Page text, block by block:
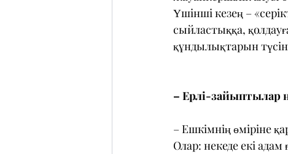
Үшінші кезең –
сыйластыққа,
құндылықтарын
– Ерлі-зайыптылар
– Ешкімнің өміріне
Олар: некеде екі адам